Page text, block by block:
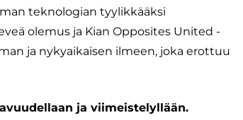
teknologian tyylikkääksi
olemus ja Kian Opposites United -
ja nykyaikaisen ilmeen, joka erottuu
ja viimeistelyllään.